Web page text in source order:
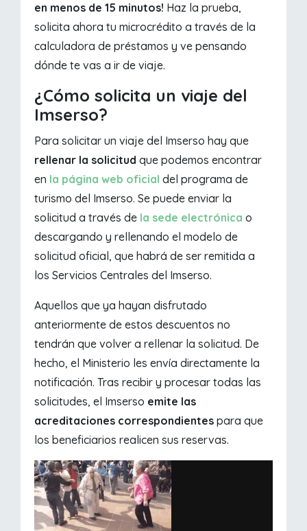
en menos de 15 minutos! Haz la prueba,
solicita ahora tu microcrédito a través de la
calculadora de préstamos y ve pensando
dónde te vas a ir de viaje.
¿Cómo solicita un viaje del
Imserso?
Para solicitar un viaje del Imserso hay que
rellenar la solicitud que podemos encontrar
en la página web oficial del programa de
turismo del Imserso. Se puede enviar la
solicitud a través de la sede electrónica o
descargando y rellenando el modelo de
solicitud oficial, que habrá de ser remitida a
los Servicios Centrales del Imserso.
Aquellos que ya hayan disfrutado
anteriormente de estos descuentos no
tendrán que volver a rellenar la solicitud. De
hecho, el Ministerio les envía directamente la
notificación. Tras recibir y procesar todas las
solicitudes, el Imserso emite las
acreditaciones correspondientes para que
los beneficiarios realicen sus reservas.